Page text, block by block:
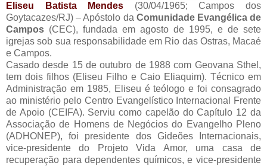
Eliseu Batista Mendes (30/04/1965; Campos dos
Goytacazes/RJ) – Apóstolo da Comunidade Evangélica de
Campos (CEC), fundada em agosto de 1995, e de sete
igrejas sob sua responsabilidade em Rio das Ostras, Macaé
e Campos.
Casado desde 15 de outubro de 1988 com Geovana Sthel,
tem dois filhos (Eliseu Filho e Caio Eliaquim). Técnico em
Administração em 1985, Eliseu é teólogo e foi consagrado
ao ministério pelo Centro Evangelístico Internacional Frente
de Apoio (CEIFA). Serviu como capelão do Capítulo 12 da
Associação de Homens de Negócios do Evangelho Pleno
(ADHONEP), foi presidente dos Gideões Internacionais,
vice-presidente do Projeto Vida Amor, uma casa de
recuperação para dependentes químicos, e vice-presidente